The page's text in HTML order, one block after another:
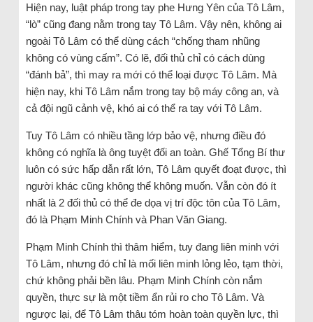
Hiện nay, luật pháp trong tay phe Hưng Yên của Tô Lâm,
“lò” cũng đang nằm trong tay Tô Lâm. Vậy nên, không ai
ngoài Tô Lâm có thể dùng cách “chống tham nhũng
không có vùng cấm”. Có lẽ, đối thủ chỉ có cách dùng
“đánh bả”, thì may ra mới có thể loại được Tô Lâm. Mà
hiện nay, khi Tô Lâm nắm trong tay bộ máy công an, và
cả đội ngũ cảnh vệ, khó ai có thể ra tay với Tô Lâm.
Tuy Tô Lâm có nhiều tầng lớp bảo vệ, nhưng điều đó
không có nghĩa là ông tuyệt đối an toàn. Ghế Tổng Bí thư
luôn có sức hấp dẫn rất lớn, Tô Lâm quyết đoạt được, thì
người khác cũng không thể không muốn. Vẫn còn đó ít
nhất là 2 đối thủ có thể đe dọa vị trí độc tôn của Tô Lâm,
đó là Phạm Minh Chính và Phan Văn Giang.
Phạm Minh Chính thì thâm hiểm, tuy đang liên minh với
Tô Lâm, nhưng đó chỉ là mối liên minh lỏng lẻo, tạm thời,
chứ không phải bền lâu. Phạm Minh Chính còn nắm
quyền, thực sự là một tiềm ẩn rủi ro cho Tô Lâm. Và
ngược lại, để Tô Lâm thâu tóm hoàn toàn quyền lực, thì